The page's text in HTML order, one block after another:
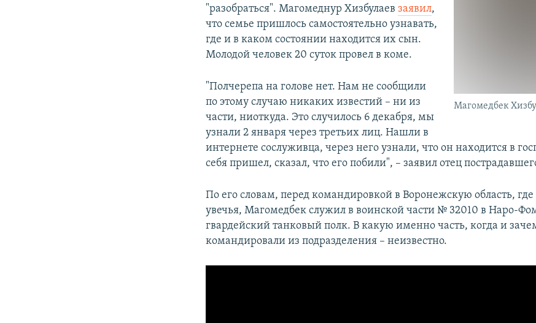
Магомедбек
"разобраться". Магомеднур Хизбулаевзаявил,
что семье пришлось самостоятельно узнавать,
где и в каком состоянии находится их сын.
Молодой человек 20 суток провел в коме.
"Полчерепа на голове нет. Нам не сообщили
по этому случаю никаких известий – ни из
части, ниоткуда. Это случилось 6 декабря, мы
узнали 2 января через третьих лиц. Нашли в
интернете сослуживца, через него узнали, что он находится в
себя пришел, сказал, что его побили", – заявил отец
По его словам, перед командировкой в Воронежскую область,
увечья, Магомедбек служил в воинской части № 32010 в Наро-
гвардейский танковый полк. В какую именно часть, когда и
командировали из подразделения – неизвестно.